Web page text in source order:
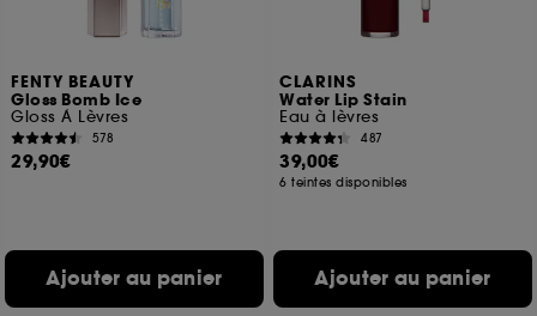
FENTY BEAUTY
Gloss Bomb Ice
Gloss À Lèvres
578
29,90€
Ajouter au panier
CLARINS
Water Lip Stain
Eau à lèvres
487
39,00€
6 teintes disponibles
Ajouter au panier